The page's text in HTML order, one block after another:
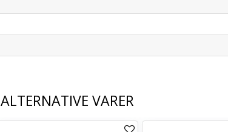
ALTERNATIVE VARER